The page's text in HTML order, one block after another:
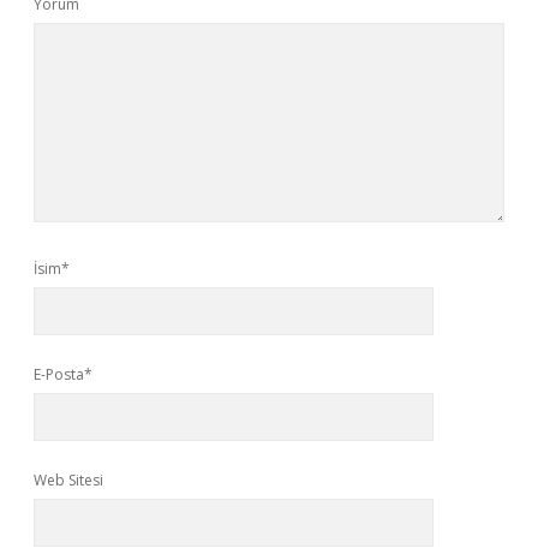
Yorum
İsim*
E-Posta*
Web Sitesi